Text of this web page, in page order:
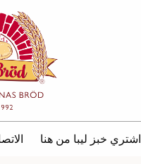
اشتري خبز ليبا من هنا